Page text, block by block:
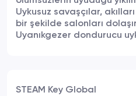
Uykusuz savaşçılar,
bir şekilde salonları
Uyanıkgezer dondurucu
STEAM Key Global